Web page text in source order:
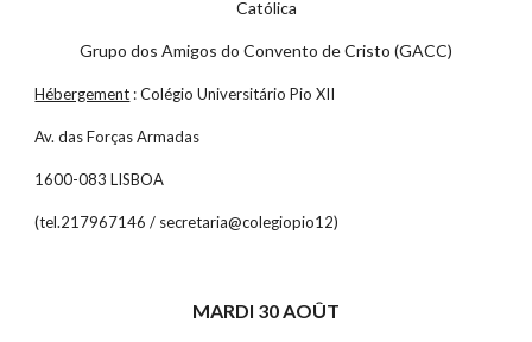
Católica
Grupo dos Amigos do Convento de Cristo (GACC)
Hébergement : Colégio Universitário Pio XII
Av. das Forças Armadas
1600-083 LISBOA
(tel.217967146 / secretaria@colegiopio12)
MARDI 30 AOÛT